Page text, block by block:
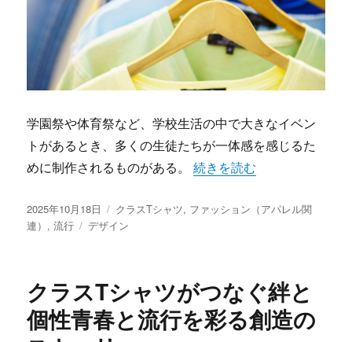
学園祭や体育祭など、学校生活の中で大きなイベン
トがあるとき、多くの生徒たちが一体感を感じるた
めに制作されるものがある。“クラスTシャツが繋ぐ青春
続きを読む
投
稿
2025年10月18日
カ
テ
クラスTシャツ, ファッション（アパレル関
連） ,流行
タ
デザイン
クラスTシャツがつなぐ絆と
個性青春と流行を彩る創造の